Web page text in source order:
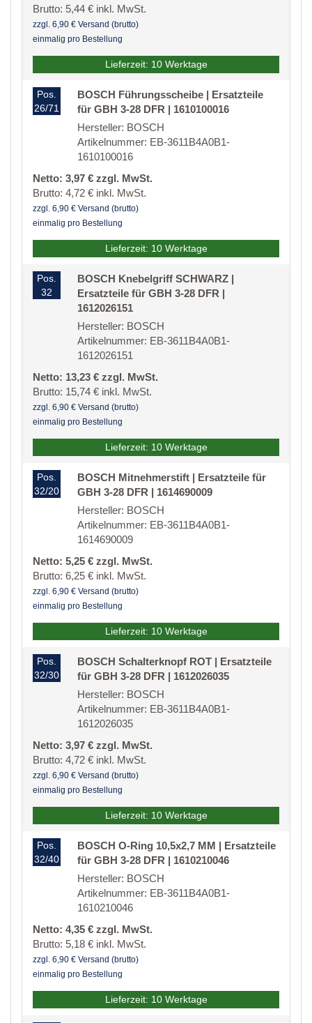
Brutto: 5,44 € inkl. MwSt.
zzgl. 6,90 € Versand (brutto)
einmalig pro Bestellung
Lieferzeit: 10 Werktage
Pos.
26/71
BOSCH Führungsscheibe | Ersatzteile
für GBH 3-28 DFR | 1610100016
Hersteller: BOSCH
Artikelnummer: EB-3611B4A0B1-
1610100016
Netto: 3,97 € zzgl. MwSt.
Brutto: 4,72 € inkl. MwSt.
zzgl. 6,90 € Versand (brutto)
einmalig pro Bestellung
Lieferzeit: 10 Werktage
Pos.
32
BOSCH Knebelgriff SCHWARZ |
Ersatzteile für GBH 3-28 DFR |
1612026151
Hersteller: BOSCH
Artikelnummer: EB-3611B4A0B1-
1612026151
Netto: 13,23 € zzgl. MwSt.
Brutto: 15,74 € inkl. MwSt.
zzgl. 6,90 € Versand (brutto)
einmalig pro Bestellung
Lieferzeit: 10 Werktage
Pos.
32/20
BOSCH Mitnehmerstift | Ersatzteile für
GBH 3-28 DFR | 1614690009
Hersteller: BOSCH
Artikelnummer: EB-3611B4A0B1-
1614690009
Netto: 5,25 € zzgl. MwSt.
Brutto: 6,25 € inkl. MwSt.
zzgl. 6,90 € Versand (brutto)
einmalig pro Bestellung
Lieferzeit: 10 Werktage
Pos.
32/30
BOSCH Schalterknopf ROT | Ersatzteile
für GBH 3-28 DFR | 1612026035
Hersteller: BOSCH
Artikelnummer: EB-3611B4A0B1-
1612026035
Netto: 3,97 € zzgl. MwSt.
Brutto: 4,72 € inkl. MwSt.
zzgl. 6,90 € Versand (brutto)
einmalig pro Bestellung
Lieferzeit: 10 Werktage
Pos.
32/40
BOSCH O-Ring 10,5x2,7 MM | Ersatzteile
für GBH 3-28 DFR | 1610210046
Hersteller: BOSCH
Artikelnummer: EB-3611B4A0B1-
1610210046
Netto: 4,35 € zzgl. MwSt.
Brutto: 5,18 € inkl. MwSt.
zzgl. 6,90 € Versand (brutto)
einmalig pro Bestellung
Lieferzeit: 10 Werktage